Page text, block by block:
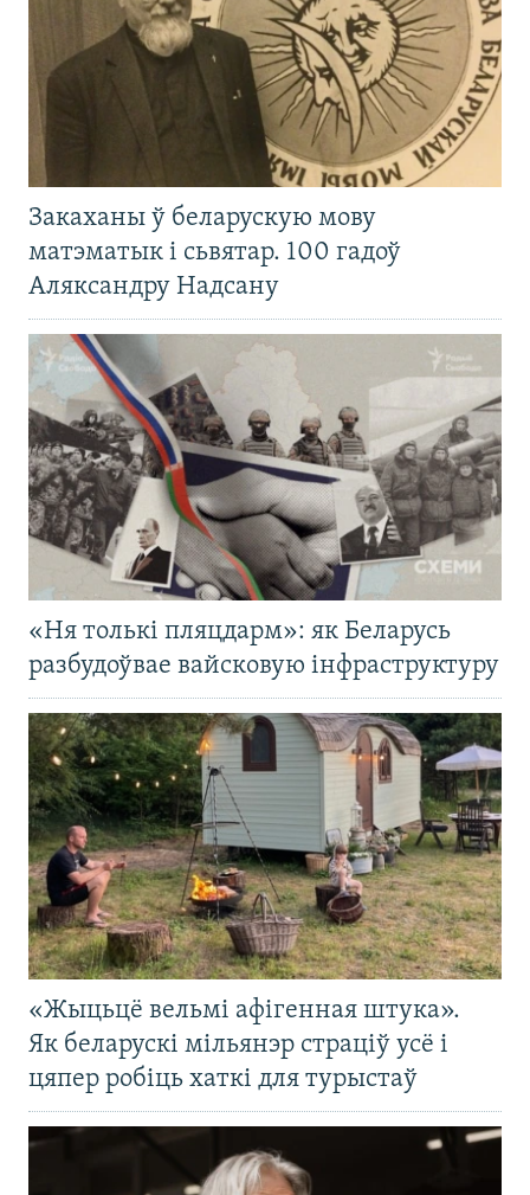
Закаханы ў беларускую мову
матэматык і сьвятар. 100 гадоў
Аляксандру Надсану
«Ня толькі пляцдарм»: як Беларусь
разбудоўвае вайсковую інфраструктуру
«Жыцьцё вельмі афігенная штука».
Як беларускі мільянэр страціў усё і
цяпер робіць хаткі для турыстаў